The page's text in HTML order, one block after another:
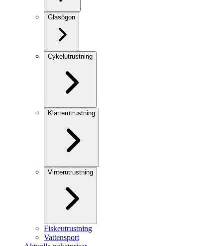
Glasögon
Cykelutrustning
Klätterutrustning
Vinterutrustning
Fiskeutrustning
Vattensport